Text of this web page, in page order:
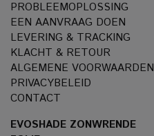
PROBLEEMOPLOSSING
EEN AANVRAAG DOEN
LEVERING & TRACKING
KLACHT & RETOUR
ALGEMENE VOORWAARDEN
PRIVACYBELEID
CONTACT
EVOSHADE ZONWRENDE